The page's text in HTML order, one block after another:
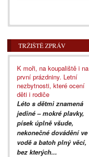
TRŽIŠTĚ ZPRÁV
K moři, na koupaliště i na
první prázdniny. Letní
nezbytnosti, které ocení
děti i rodiče
Léto s dětmi znamená
jediné – mokré plavky,
písek úplně všude,
nekonečné dovádění ve
vodě a batoh plný věcí,
bez kterých...